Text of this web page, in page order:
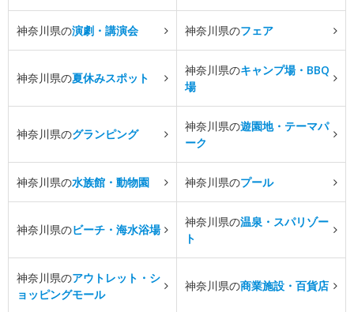
神奈川県の演劇・講演会 神奈川県のフェア
神奈川県の夏休みスポット
神奈川県のキャンプ場・BBQ
場
神奈川県のグランピング
神奈川県の遊園地・テーマパ
ーク
神奈川県の水族館・動物園 神奈川県のプール
神奈川県のビーチ・海水浴場
神奈川県の温泉・スパリゾー
ト
神奈川県のアウトレット・シ
ョッピングモール
神奈川県の商業施設・百貨店